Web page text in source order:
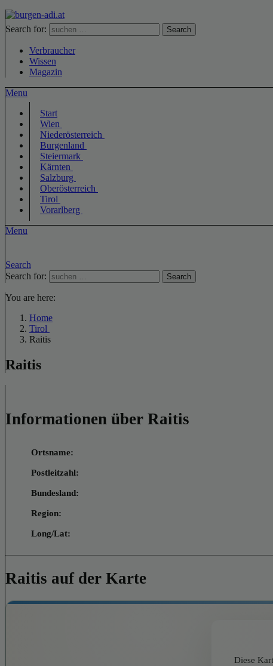
Search for: Search
Verbraucher
Wissen
Magazin
Menu
Start
Wien
Niederösterreich
Burgenland
Steiermark
Kärnten
Salzburg
Oberösterreich
Tirol
Vorarlberg
Menu
Search
Search for:
Search
You are here:
Home
Tirol
Raitis
Raitis
Informationen über Raitis
Ortsname:
Postleitzahl:
Bundesland:
Region:
Long/Lat:
Raitis auf der Karte
Diese